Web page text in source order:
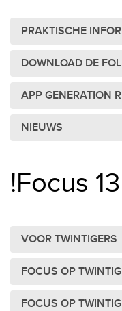
PRAKTISCHE
DOWNLOAD DE
APP GENERATION R
NIEUWS
!Focus
VOOR TWINTIGERS
FOCUS OP
FOCUS OP